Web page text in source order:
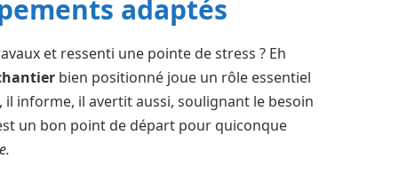
adaptés
et ressenti une pointe de stress ? Eh
bien positionné joue un rôle essentiel
informe, il avertit aussi, soulignant le besoin
un bon point de départ pour quiconque